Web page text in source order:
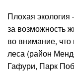
Плохая
за возможность
во внимание,
леса (район
Гафури, Парк